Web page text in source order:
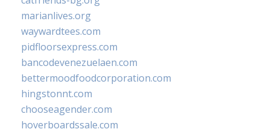
marianlives.org
waywardtees.com
pidfloorsexpress.com
bancodevenezuelaen.com
bettermoodfoodcorporation.com
hingstonnt.com
chooseagender.com
hoverboardssale.com